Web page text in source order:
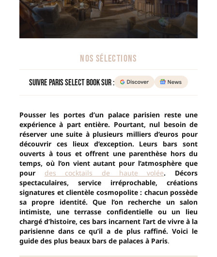
NOS SÉLECTIONS
Suivre Paris Select Book sur :
Pousser les portes d’un palace parisien reste une
expérience à part entière. Pourtant, nul besoin de
réserver une suite à plusieurs milliers d’euros pour
découvrir ces lieux d’exception. Leurs bars sont
ouverts à tous et offrent une parenthèse hors du
temps, où l’on vient autant pour l’atmosphère que
pour des cocktails de haute volée. Décors
spectaculaires, service irréprochable, créations
signatures et clientèle cosmopolite : chacun possède
sa propre identité. Que l’on recherche un salon
intimiste, une terrasse confidentielle ou un lieu
chargé d’histoire, ces bars incarnent l’art de vivre à la
parisienne dans ce qu’il a de plus raffiné. Voici le
guide des plus beaux bars de palaces à Paris.